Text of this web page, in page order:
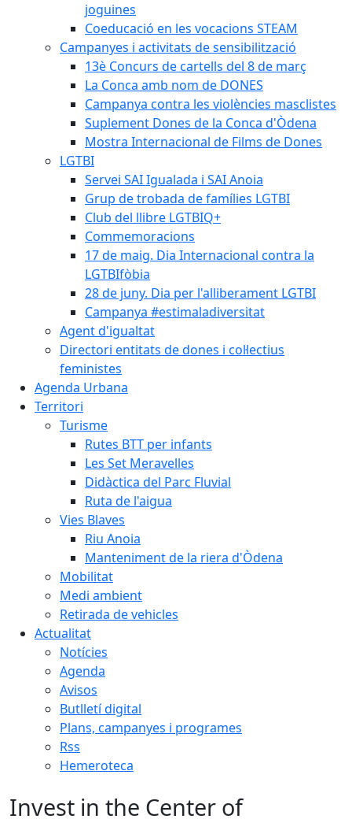
joguines
Coeducació en les vocacions STEAM
Campanyes i activitats de sensibilització
13è Concurs de cartells del 8 de març
La Conca amb nom de DONES
Campanya contra les violències masclistes
Suplement Dones de la Conca d'Òdena
Mostra Internacional de Films de Dones
LGTBI
Servei SAI Igualada i SAI Anoia
Grup de trobada de famílies LGTBI
Club del llibre LGTBIQ+
Commemoracions
17 de maig. Dia Internacional contra la
LGTBIfòbia
28 de juny. Dia per l'alliberament LGTBI
Campanya #estimaladiversitat
Agent d'igualtat
Directori entitats de dones i col·lectius
feministes
Agenda Urbana
Territori
Turisme
Rutes BTT per infants
Les Set Meravelles
Didàctica del Parc Fluvial
Ruta de l'aigua
Vies Blaves
Riu Anoia
Manteniment de la riera d'Òdena
Mobilitat
Medi ambient
Retirada de vehicles
Actualitat
Notícies
Agenda
Avisos
Butlletí digital
Plans, campanyes i programes
Rss
Hemeroteca
Invest in the Center of